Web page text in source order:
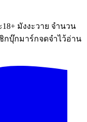
มังงะวาย จำนวน
กบุ๊กมาร์กจดจำไว้อ่าน